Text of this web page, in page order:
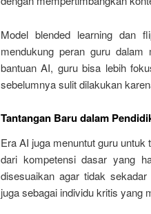
Model blended learning dan
mendukung peran guru dalam
bantuan AI, guru bisa lebih
sebelumnya sulit dilakukan
Tantangan Baru dalam
Era AI juga menuntut guru
dari kompetensi dasar yang
disesuaikan agar tidak
juga sebagai individu kritis yang